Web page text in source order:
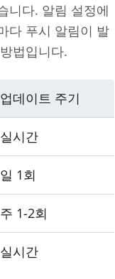
니다. 알림 설정에
다 푸시 알림이 발
법입니다.
업데이트 주기
실시간
일 1회
주 1-2회
실시간